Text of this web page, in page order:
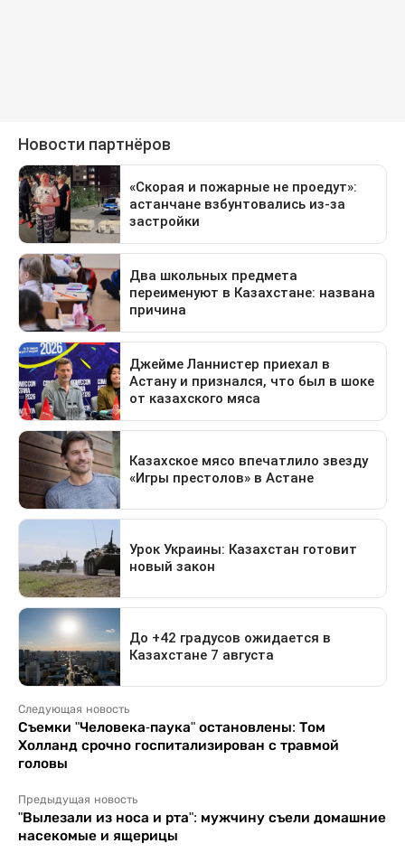
Следующая новость
Съемки "Человека-паука" остановлены: Том
Холланд срочно госпитализирован с травмой
головы
Предыдущая новость
"Вылезали из носа и рта": мужчину съели домашние
насекомые и ящерицы